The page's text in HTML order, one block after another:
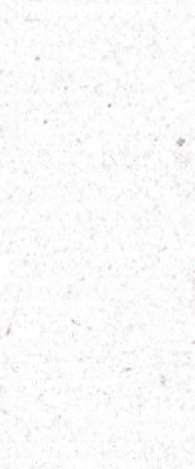
INSPANNINGSTEST
Ontvang een grondige
analyse terwijl je in
beweging bent!
Doe een 15-20 minuten
durende test op een
Indoorbike, samen met het
uVida-apparaat, om een op
maat gemaakt advies te
krijgen dat specifiek is
afgestemd op jouw
Dit zijn de belangrijkste
waarden die gemeten
Identificeer jouw optimale
trainingsintensiteitszones.
zuurstofdrempel:
Leer jouw optimale
prestatieniveau kennen.
Maximale capaciteit
zuurstofopname:
Begrijp